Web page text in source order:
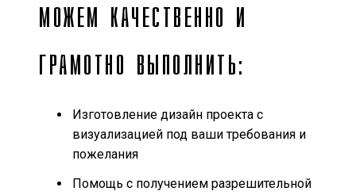
МОЖЕМ КАЧЕСТВЕННО И
ГРАМОТНО ВЫПОЛНИТЬ:
Изготовление дизайн проекта с
визуализацией под ваши требования и
пожелания
Помощь с получением разрешительной